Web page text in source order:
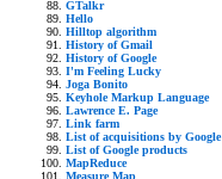
GTalkr
Hello
Hilltop algorithm
History of Gmail
History of Google
I'm Feeling Lucky
Joga Bonito
Keyhole Markup Language
Lawrence E. Page
Link farm
List of acquisitions by Google
List of Google products
MapReduce
Measure Map